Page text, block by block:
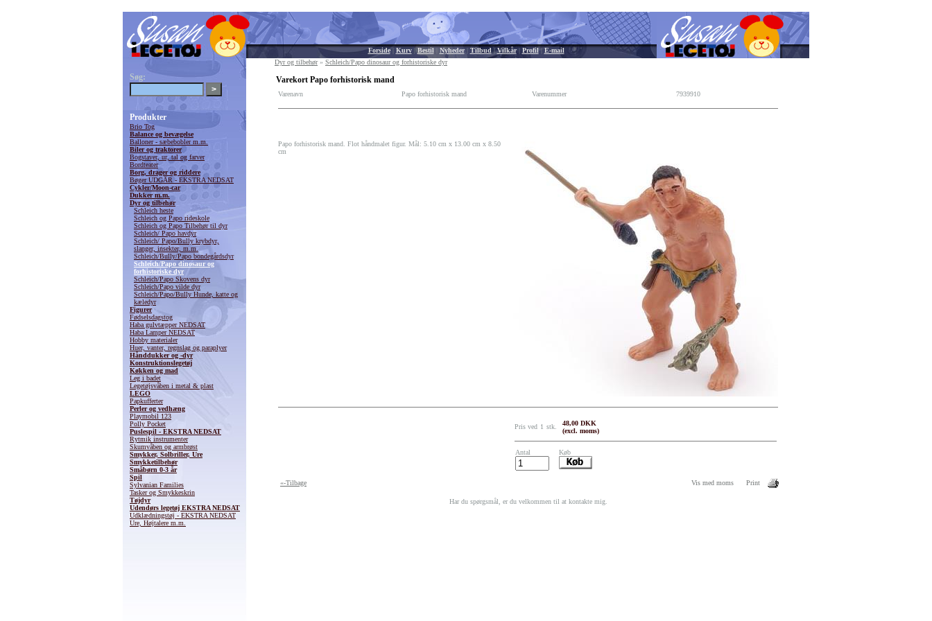
Forside| Kurv| Bestil| Nyheder| Tilbud |Vilkår| Profil| E-mail
Søg:
Produkter
Brio Tog
Balance og bevægelse
Balloner - sæbebobler m.m.
Biler og traktorer
Bogstaver, ur, tal og farver
Bordteater
Borg, drager og riddere
Bøger UDGÅR - EKSTRA NEDSAT
Cykler/Moon-car
Dukker m.m.
Dyr og tilbehør
Schleich heste
Schleich og Papo rideskole
Schleich og Papo Tilbehør til dyr
Schleich/ Papo havdyr
Schleich/ Papo/Bully krybdyr,
slanger, insekter, m.m.
Schleich/Bully/Papo bondegårdsdyr
Schleich/Papo dinosaur og
forhistoriske dyr
Schleich/Papo Skovens dyr
Schleich/Papo vilde dyr
Schleich/Papo/Bully Hunde, katte og
kæledyr
Figurer
Fødselsdagstog
Haba gulvtæpper NEDSAT
Haba Lamper NEDSAT
Hobby materialer
Huer, vanter, regnslag og paraplyer
Hånddukker og -dyr
Konstruktionslegetøj
Køkken og mad
Leg i badet
Legetøjsvåben i metal & plast
LEGO
Papkufferter
Perler og vedhæng
Playmobil 123
Polly Pocket
Puslespil - EKSTRA NEDSAT
Rytmik instrumenter
Skumvåben og armbrøst
Smykker, Solbriller, Ure
Smykketilbehør
Småbørn 0-3 år
Spil
Sylvanian Families
Tasker og Smykkeskrin
Tøjdyr
Udendørs legetøj EKSTRA NEDSAT
Udklædningstøj - EKSTRA NEDSAT
Ure, Højtalere m.m.
Dyr og tilbehør» Schleich/Papo dinosaur og forhistoriske dyr
Varekort Papo forhistorisk mand
Varenavn Papo forhistorisk mand Varenummer 7939910
Papo forhistorisk mand. Flot håndmalet figur. Mål: 5.10 cm x 13.00 cm x 8.50
cm
Pris ved 1 stk.
48,00 DKK
(excl. moms)
Antal Køb
«-Tilbage Vis med moms Print
Har du spørgsmål, er du velkommen til at kontakte mig.